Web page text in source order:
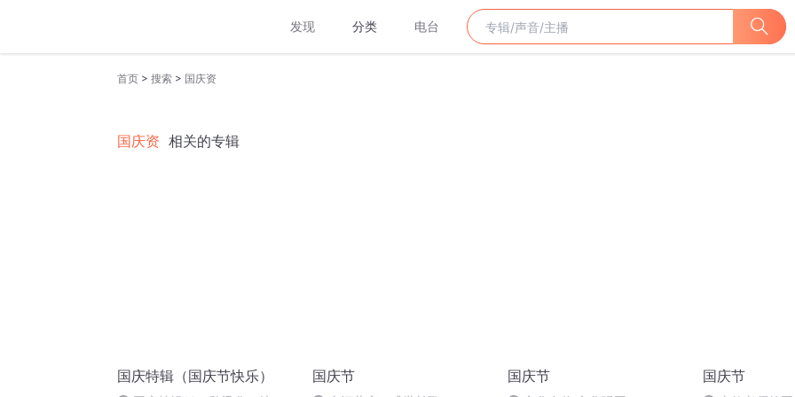
发现 分类 电台
首页 > 搜索 > 国庆资
国庆资 相关的专辑
国庆特辑（国庆节快乐） 国庆节 国庆节 国庆节